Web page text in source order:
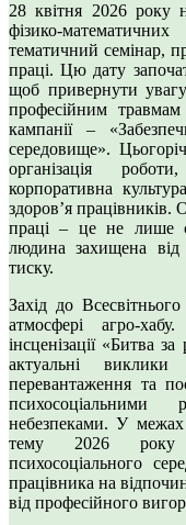
28 квітня 2026 року
фізико-
тематичний семінар,
праці. Цю дату
щоб привернути
професійним
кампанії –
середовище».
організація
корпоративна
здоров’я працівників.
праці – це не лише
людина захищена від
тиску.
Захід до
атмосфері агро-
інсценізації «Битва
актуальні
перевантаження та
небезпеками. У межах
тему 2026 року
психосоціального
працівника на
від професійного